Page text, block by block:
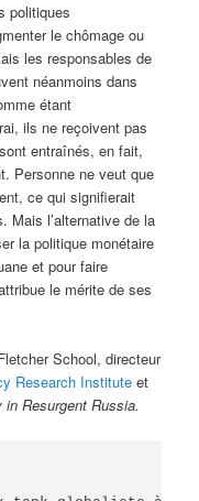
politiques
le chômage ou
les responsables de
néanmoins dans
étant
ils ne reçoivent pas
entraînés, en fait,
Personne ne veut que
ce qui signifierait
Mais l’alternative de la
la politique monétaire
et pour faire
le mérite de ses
School, directeur
Research Institute et
Resurgent Russia.